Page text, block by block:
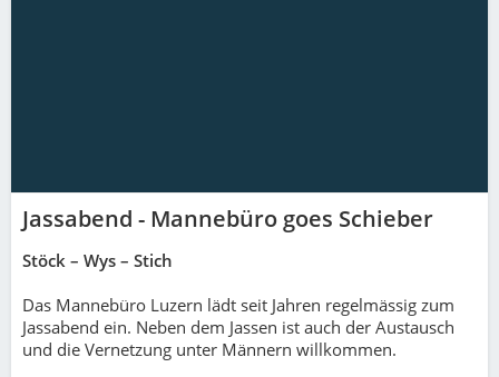
Jassabend - Mannebüro goes Schieber
Stöck – Wys – Stich
Das Mannebüro Luzern lädt seit Jahren regelmässig zum
Jassabend ein. Neben dem Jassen ist auch der Austausch
und die Vernetzung unter Männern willkommen.